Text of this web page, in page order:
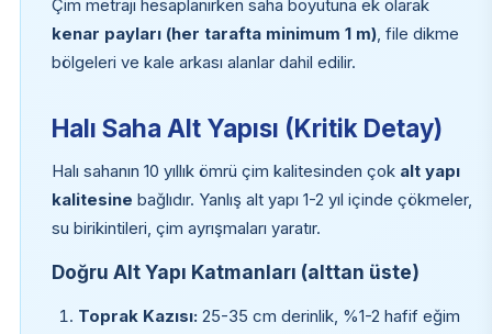
Çim metrajı hesaplanırken saha boyutuna ek olarak
kenar payları (her tarafta minimum 1 m), file dikme
bölgeleri ve kale arkası alanlar dahil edilir.
Halı Saha Alt Yapısı (Kritik Detay)
Halı sahanın 10 yıllık ömrü çim kalitesinden çok alt yapı
kalitesine bağlıdır. Yanlış alt yapı 1-2 yıl içinde çökmeler,
su birikintileri, çim ayrışmaları yaratır.
Doğru Alt Yapı Katmanları (alttan üste)
Toprak Kazısı: 25-35 cm derinlik, %1-2 hafif eğim